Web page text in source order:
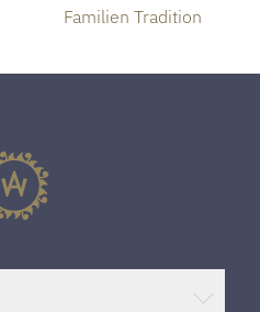
Familien Tradition